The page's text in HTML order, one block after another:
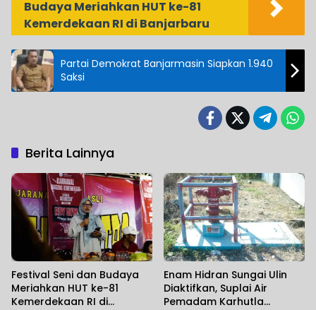
Budaya Meriahkan HUT ke-81
Kemerdekaan RI di Banjarbaru
Partai Demokrat Banjarmasin Siapkan 1.940
Saksi
Berita Lainnya
Festival Seni dan Budaya
Meriahkan HUT ke-81
Kemerdekaan RI di
Enam Hidran Sungai Ulin
Diaktifkan, Suplai Air
Pemadam Karhutla